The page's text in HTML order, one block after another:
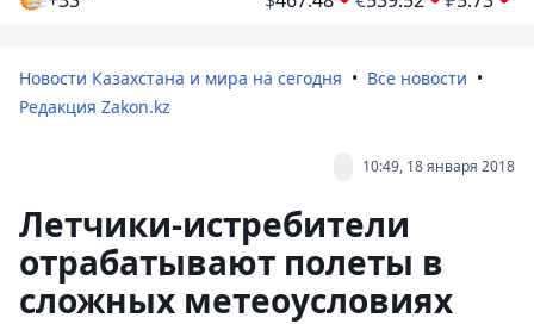
Новости Казахстана и мира на сегодня
Все новости
Редакция Zakon.kz
10:49, 18 января 2018
Летчики-истребители
отрабатывают полеты в
сложных метеоусловиях